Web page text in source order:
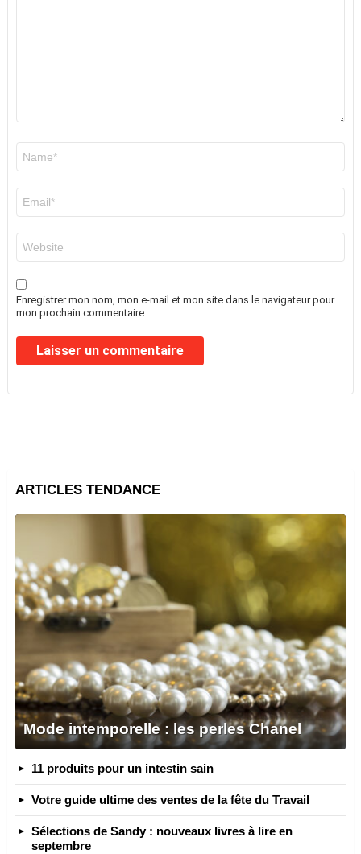
mail
*
web
Enregistrer mon nom, mon e-mail et mon site dans le navigateur pour
mon prochain commentaire.
ARTICLES TENDANCE
Mode intemporelle : les perles Chanel
11 produits pour un intestin sain
Votre guide ultime des ventes de la fête du Travail
Sélections de Sandy : nouveaux livres à lire en
septembre